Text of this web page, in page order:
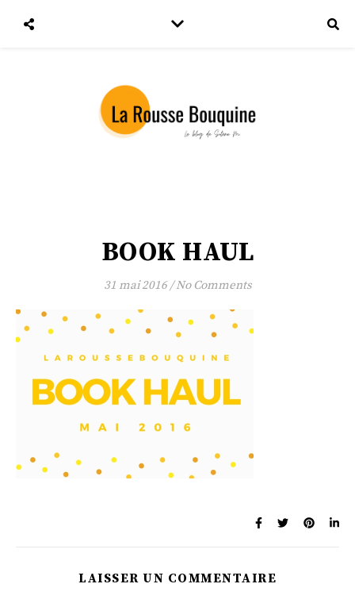
BOOK HAUL
31 mai 2016/No Comments
LAISSER UN COMMENTAIRE